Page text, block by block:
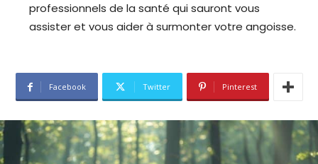
professionnels de la santé qui sauront vous
assister et vous aider à surmonter votre angoisse.
Facebook Twitter Pinterest